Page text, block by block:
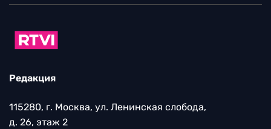
Редакция
115280, г. Москва, ул. Ленинская слобода,
д. 26, этаж 2